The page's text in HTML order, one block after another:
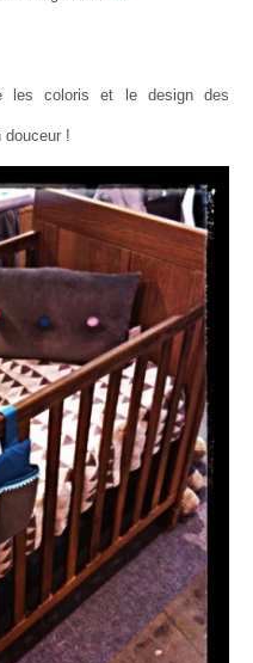
les coloris et le design des
douceur !